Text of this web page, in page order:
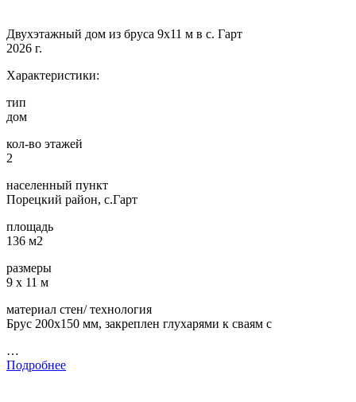
Двухэтажный дом из бруса 9х11 м в с. Гарт
2026 г.
Характеристики:
тип
дом
кол-во этажей
2
населенный пункт
Порецкий район, с.Гарт
площадь
136 м2
размеры
9 х 11 м
материал стен/ технология
Брус 200х150 мм, закреплен глухарями к сваям с
…
Подробнее